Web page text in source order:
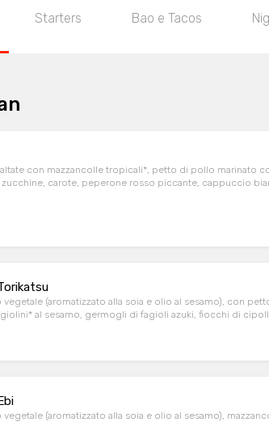
Starters Bao e Tacos
con mazzancolle tropicali*, petto di pollo marinato
zucchine, carote, peperone rosso piccante, cappuccio
ostrica, salsa di soia, granella di arachidi, peperoncino
(aromatizzato alla soia e olio al sesamo), con
al sesamo, germogli di fagioli azuki, fiocchi di
(aromatizzato alla soia e olio al sesamo),